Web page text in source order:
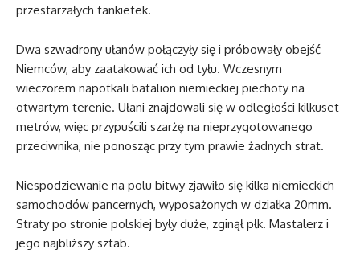
przestarzałych tankietek.
Dwa szwadrony ułanów połączyły się i próbowały obejść
Niemców, aby zaatakować ich od tyłu. Wczesnym
wieczorem napotkali batalion niemieckiej piechoty na
otwartym terenie. Ułani znajdowali się w odległości kilkuset
metrów, więc przypuścili szarżę na nieprzygotowanego
przeciwnika, nie ponosząc przy tym prawie żadnych strat.
Niespodziewanie na polu bitwy zjawiło się kilka niemieckich
samochodów pancernych, wyposażonych w działka 20mm.
Straty po stronie polskiej były duże, zginął płk. Mastalerz i
jego najbliższy sztab.